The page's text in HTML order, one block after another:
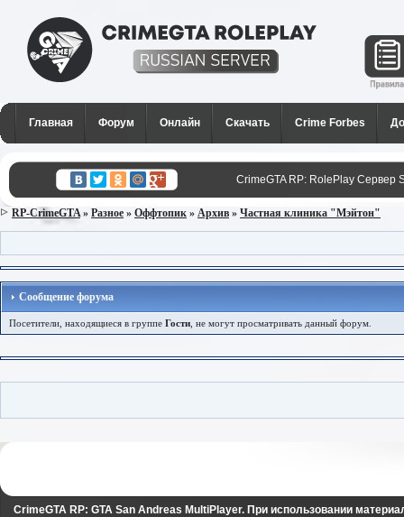
CrimeGTA RP - Лучший РП
сервер SAMP в России для
Главная Форум Онлайн Скачать Crime Forbes
CrimeGTA RP: RolePlay Сервер
RP-CrimeGTA» Разное » Оффтопик » Архив » Частная клиника "Мэйтон"
Сообщение форума
Посетители, находящиеся в группе Гости , не могут просматривать данный форум.
CrimeGTA RP: GTA San Andreas MultiPlayer. При использовании